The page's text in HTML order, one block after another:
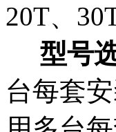
20T、
型号
台每套